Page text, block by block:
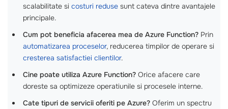
scalabilitate si costuri reduse sunt cateva dintre avantajele
principale.
Cum pot beneficia afacerea mea de Azure Function? Prin
automatizarea proceselor, reducerea timpilor de operare si
cresterea satisfactiei clientilor.
Cine poate utiliza Azure Function? Orice afacere care
doreste sa optimizeze operatiunile si procesele interne.
Cate tipuri de servicii oferiti pe Azure? Oferim un spectru